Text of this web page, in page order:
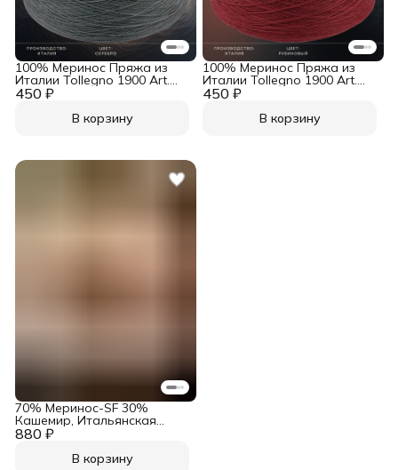
450 ₽
100% Меринос Пряжа из
Италии Tollegno 1900 Art.
New Royal Серебро
В корзину
450 ₽
100% Меринос Пряжа из
Италии Tollegno 1900 Art.
New Royal Рубиновый
В корзину
880 ₽
70% Меринос-SF 30%
Кашемир, Итальянская
пряжа Biagiolio Modesto Art.
В корзину